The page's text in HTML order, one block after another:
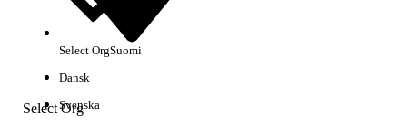
Tarkista avainsanojesi oikeinkirjoitus.
Select Org
Select OrgSuomi
Dansk
Svenska